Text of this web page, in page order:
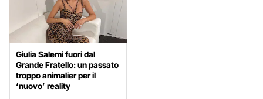
Giulia Salemi fuori dal
Grande Fratello: un passato
troppo animalier per il
‘nuovo’ reality